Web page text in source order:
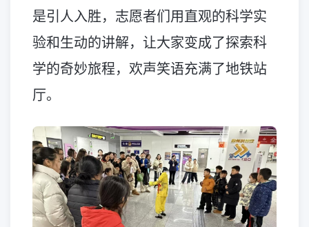
是引人入胜，志愿者们用直观的科学实
验和生动的讲解，让大家变成了探索科
学的奇妙旅程，欢声笑语充满了地铁站
厅。